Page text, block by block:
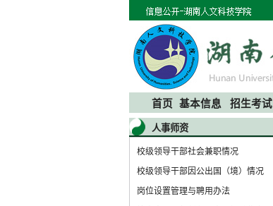
首页 基本信息 招生考试
人事师资
校级领导干部社会兼职情况
校级领导干部因公出国（境）情况
岗位设置管理与聘用办法